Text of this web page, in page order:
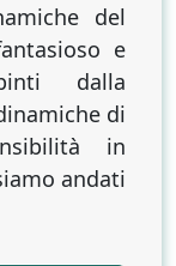
del
e
dalla
di
in
andati